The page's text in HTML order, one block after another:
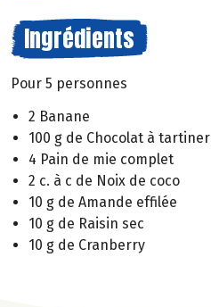
Ingrédients
Pour 5 personnes
2 Banane
100 g de Chocolat à tartiner
4 Pain de mie complet
2 c. à c de Noix de coco
10 g de Amande effilée
10 g de Raisin sec
10 g de Cranberry